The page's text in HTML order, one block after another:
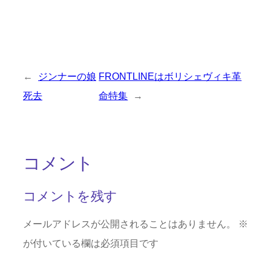
←
ジンナーの娘
死去
FRONTLINEはボリシェヴィキ革
命特集
→
コメント
コメントを残す
メールアドレスが公開されることはありません。
※
が付いている欄は必須項目です